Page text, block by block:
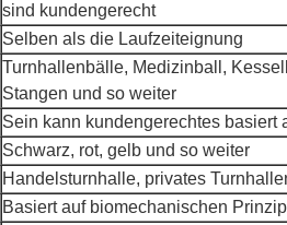
sind kundengerecht
Selben als die Laufzeiteignung
Turnhallenbälle, Medizinball,
Stangen und so weiter
Sein kann kundengerechtes basiert
Schwarz, rot, gelb und so weiter
Handelsturnhalle, privates
Basiert auf biomechanischen